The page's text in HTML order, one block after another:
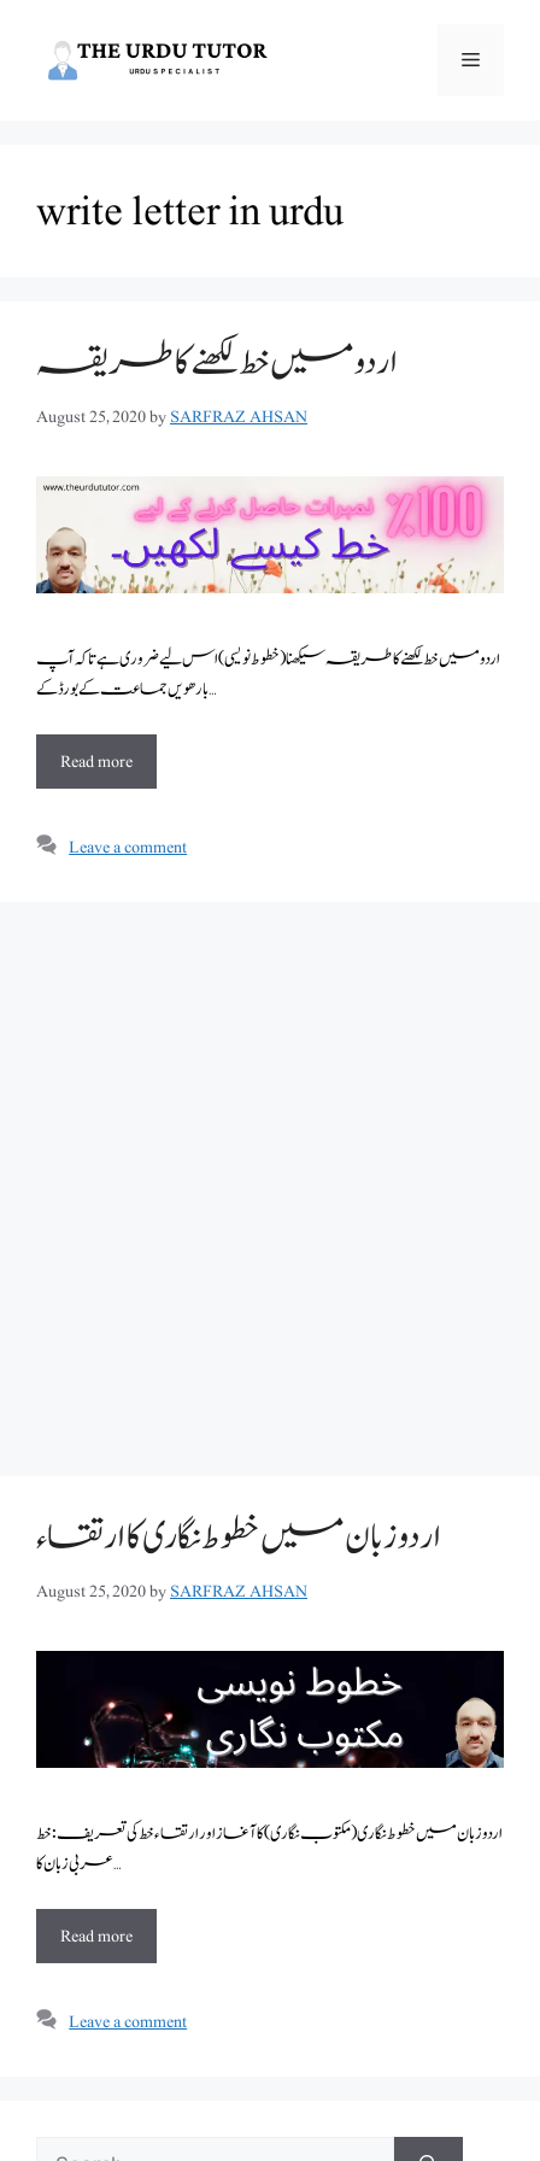
Menu
write letter in urdu
اردو میں خط لکھنے کا طریقہ
August 25, 2020bySARFRAZ AHSAN
اردو میں خط لکھنے کا طریقہ سیکھنا(خطوط نویسی ) اس لیے ضروری ہے تاکہ آپ
بارھویں جماعت کے بورڈ کے …
Read more
Leave a comment
اردو زبان میں خطوط نگاری کا ارتقاء
August 25, 2020bySARFRAZ AHSAN
اردو زبان میں خطوط نگاری (مکتوب نگاری) کا آغاز اور ارتقاء خط کی تعریف: خط
عر بی زبان کا …
Read more
Leave a comment
Search